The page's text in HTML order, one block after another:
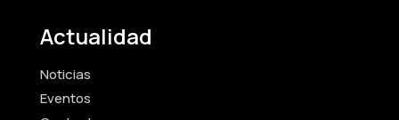
Actualidad
Noticias
Eventos